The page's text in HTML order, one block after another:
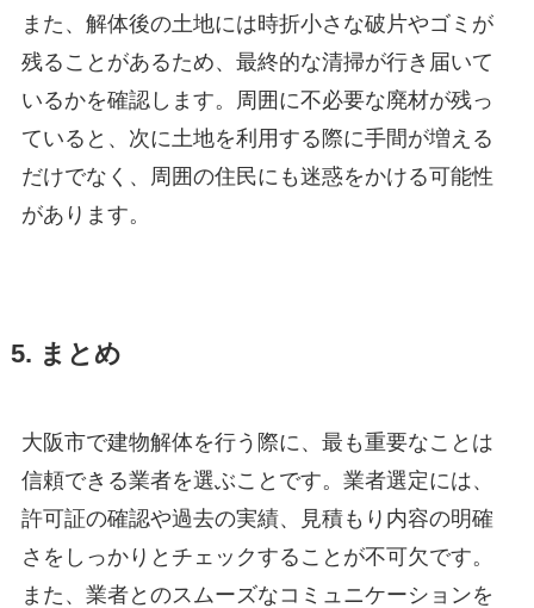
また、解体後の土地には時折小さな破片やゴミが
残ることがあるため、最終的な清掃が行き届いて
いるかを確認します。周囲に不必要な廃材が残っ
ていると、次に土地を利用する際に手間が増える
だけでなく、周囲の住民にも迷惑をかける可能性
があります。
5. まとめ
大阪市で建物解体を行う際に、最も重要なことは
信頼できる業者を選ぶことです。業者選定には、
許可証の確認や過去の実績、見積もり内容の明確
さをしっかりとチェックすることが不可欠です。
また、業者とのスムーズなコミュニケーションを